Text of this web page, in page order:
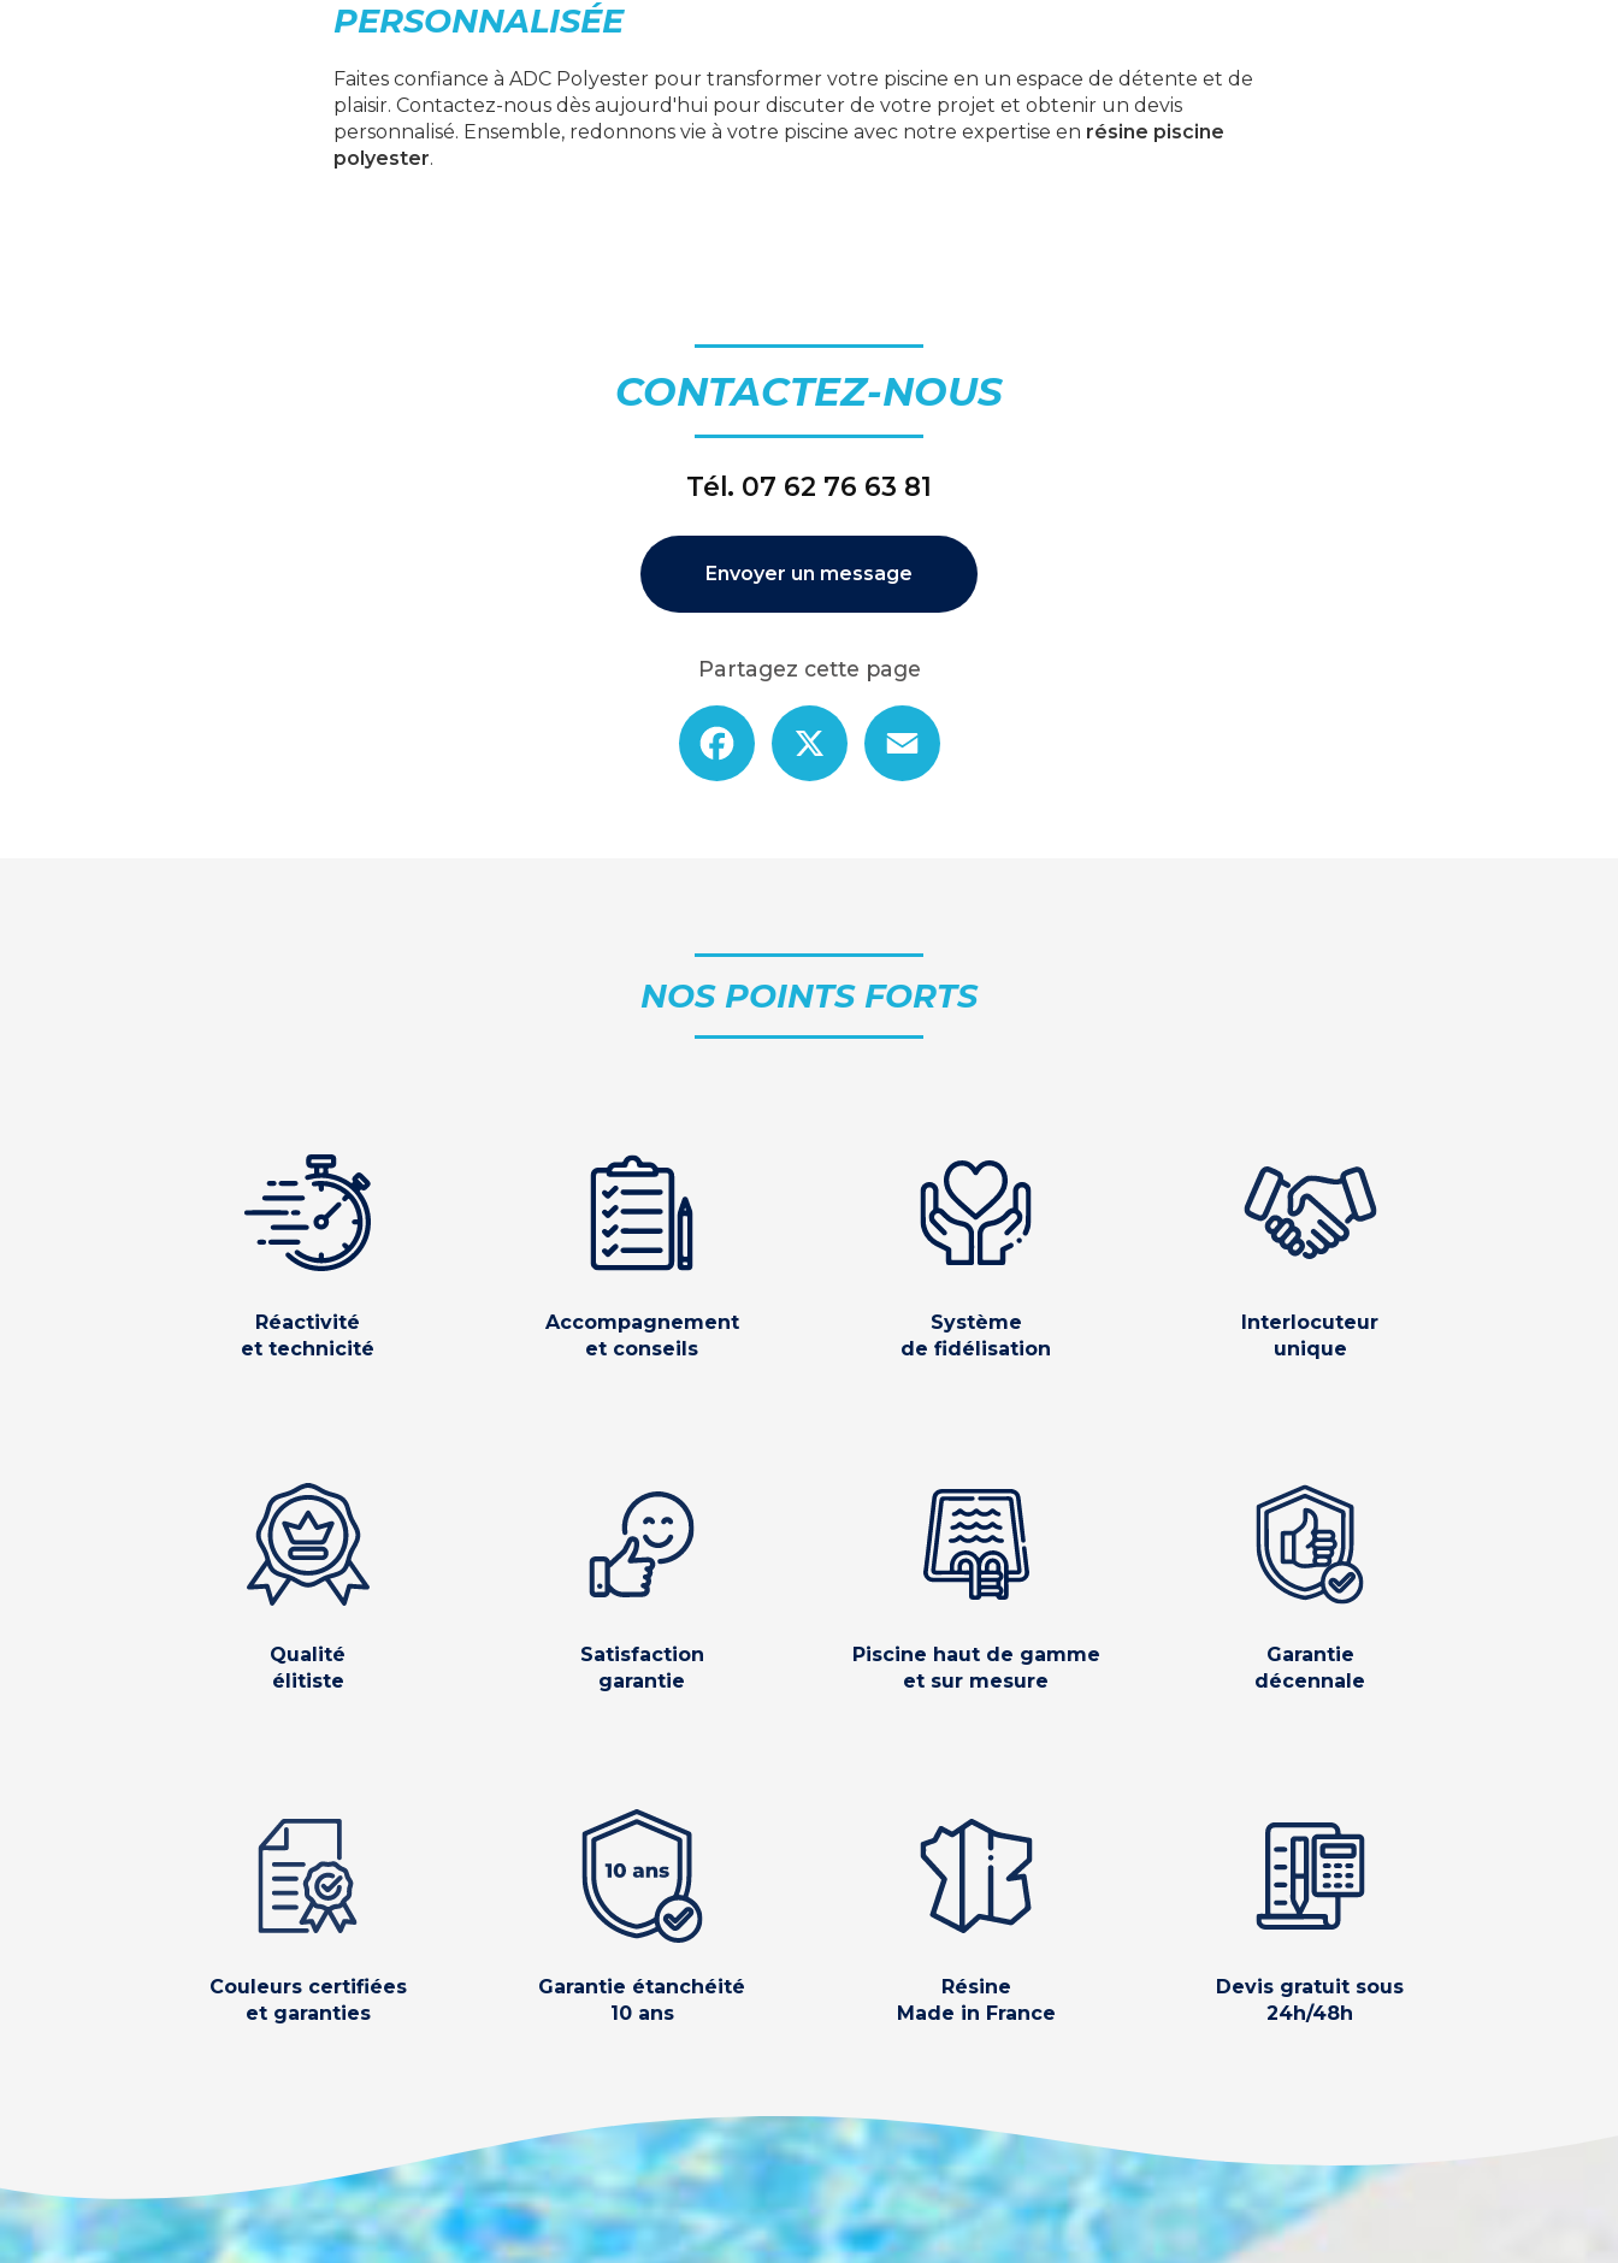
PERSONNALISÉE
Faites confiance à ADC Polyester pour transformer votre piscine en un espace de détente et de
plaisir. Contactez-nous dès aujourd'hui pour discuter de votre projet et obtenir un devis
personnalisé. Ensemble, redonnons vie à votre piscine avec notre expertise en résine piscine
polyester.
CONTACTEZ-NOUS
Tél. 07 62 76 63 81
Envoyer un message
Partagez cette page
Facebook
NOS POINTS FORTS
Réactivité
et technicité
Accompagnement
et conseils
Système
de fidélisation
Interlocuteur
unique
Qualité
élitiste
Satisfaction
garantie
Piscine haut de gamme
et sur mesure
Garantie
décennale
Couleurs certifiées
et garanties
Garantie étanchéité
10 ans
Résine
Made in France
Devis gratuit sous
24h/48h